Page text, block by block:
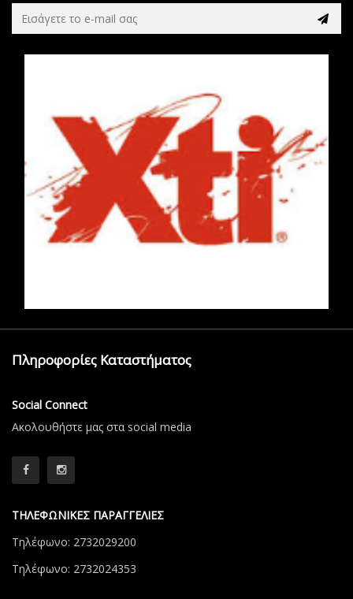
Πληροφορίες Καταστήματος
Social Connect
Aκολουθήστε μας στα social media
ΤΗΛΕΦΩΝΙΚΕΣ ΠΑΡΑΓΓΕΛΙΕΣ
Τηλέφωνο: 2732029200
Τηλέφωνο: 2732024353